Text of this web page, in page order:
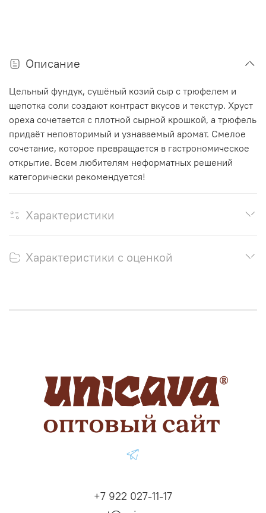
Описание
Цельный фундук, сушёный козий сыр с трюфелем и
щепотка соли создают контраст вкусов и текстур. Хруст
ореха сочетается с плотной сырной крошкой, а трюфель
придаёт неповторимый и узнаваемый аромат. Смелое
сочетание, которое превращается в гастрономическое
открытие. Всем любителям неформатных решений
категорически рекомендуется!
Характеристики
Характеристики с оценкой
+7 922 027-11-17